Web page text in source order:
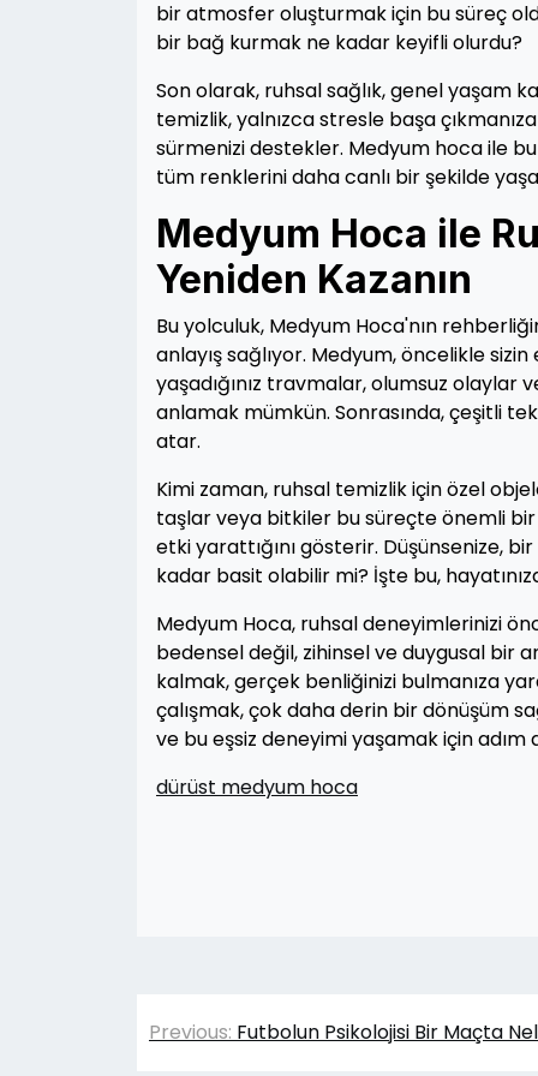
bir atmosfer oluşturmak için bu süreç
bir bağ kurmak ne kadar keyifli olurdu?
Son olarak, ruhsal sağlık, genel yaşam
temizlik, yalnızca stresle başa
sürmenizi destekler. Medyum hoca ile bu
tüm renklerini daha canlı bir şekilde
Medyum Hoca ile
Yeniden Kazanın
Bu yolculuk, Medyum Hoca'nın
anlayış sağlıyor. Medyum, öncelikle
yaşadığınız travmalar, olumsuz olaylar
anlamak mümkün. Sonrasında, çeşitli
atar.
Kimi zaman, ruhsal temizlik için özel
taşlar veya bitkiler bu süreçte önemli
etki yarattığını gösterir. Düşünsenize,
kadar basit olabilir mi? İşte bu,
Medyum Hoca, ruhsal deneyimlerinizi
bedensel değil, zihinsel ve duygusal bir
kalmak, gerçek benliğinizi bulmanıza
çalışmak, çok daha derin bir dönüşüm
ve bu eşsiz deneyimi yaşamak için adım
dürüst medyum hoca
Yazı
Previous: Futbolun Psikolojisi Bir Maçta